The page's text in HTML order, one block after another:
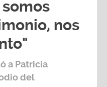
nos
a Patricia
del